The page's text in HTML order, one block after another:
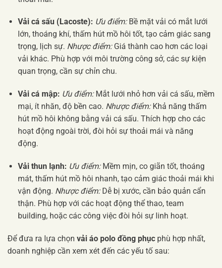
Vải cá sấu (Lacoste): Ưu điểm:Bề mặt vải có mắt lưới
lớn, thoáng khí, thấm hút mồ hôi tốt, tạo cảm giác sang
trọng, lịch sự. Nhược điểm:Giá thành cao hơn các loại
vải khác. Phù hợp với môi trường công sở, các sự kiện
quan trọng, cần sự chỉn chu.
Vải cá mập: Ưu điểm:Mắt lưới nhỏ hơn vải cá sấu, mềm
mại, ít nhăn, độ bền cao. Nhược điểm:Khả năng thấm
hút mồ hôi không bằng vải cá sấu. Thích hợp cho các
hoạt động ngoài trời, đòi hỏi sự thoải mái và năng
động.
Vải thun lạnh: Ưu điểm:Mềm mịn, co giãn tốt, thoáng
mát, thấm hút mồ hôi nhanh, tạo cảm giác thoải mái khi
vận động. Nhược điểm:Dễ bị xước, cần bảo quản cẩn
thận. Phù hợp với các hoạt động thể thao, team
building, hoặc các công việc đòi hỏi sự linh hoạt.
Để đưa ra lựa chọn vải áo polo đồng phục phù hợp nhất,
doanh nghiệp cần xem xét đến các yếu tố sau: